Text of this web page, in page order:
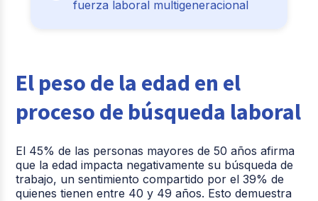
fuerza laboral multigeneracional
El peso de la edad en el
proceso de búsqueda laboral
El 45% de las personas mayores de 50 años afirma
que la edad impacta negativamente su búsqueda de
trabajo, un sentimiento compartido por el 39% de
quienes tienen entre 40 y 49 años. Esto demuestra